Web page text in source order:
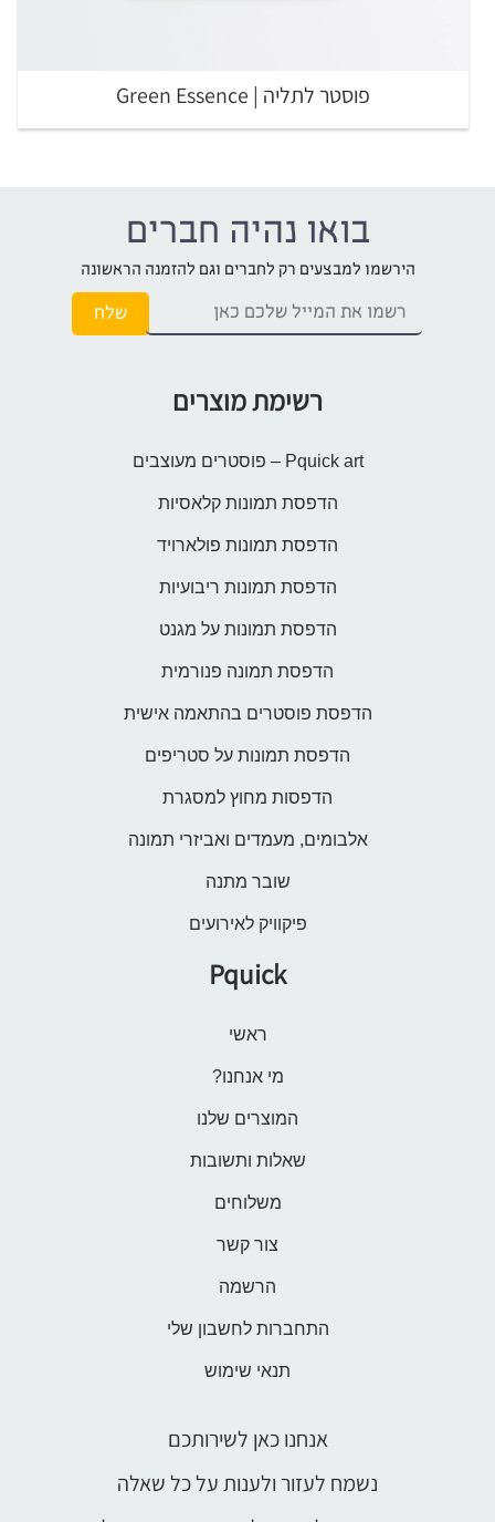
פוסטר לתליה | Green Essence
בואו נהיה חברים
הירשמו למבצעים רק לחברים וגם להזמנה הראשונה
רשימת מוצרים
Pquick art – פוסטרים מעוצבים
הדפסת תמונות קלאסיות
הדפסת תמונות פולארויד
הדפסת תמונות ריבועיות
הדפסת תמונות על מגנט
הדפסת תמונה פנורמית
הדפסת פוסטרים בהתאמה אישית
הדפסת תמונות על סטריפים
הדפסות מחוץ למסגרת
אלבומים, מעמדים ואביזרי תמונה
שובר מתנה
פיקוויק לאירועים
Pquick
ראשי
מי אנחנו?
המוצרים שלנו
שאלות ותשובות
משלוחים
צור קשר
הרשמה
התחברות לחשבון שלי
תנאי שימוש
אנחנו כאן לשירותכם
נשמח לעזור ולענות על כל שאלה